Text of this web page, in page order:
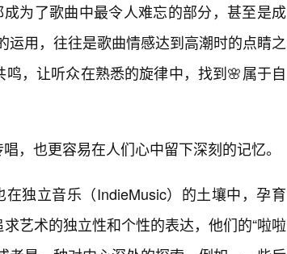
为了歌曲中最令人难忘的部分，甚至是成
运用，往往是歌曲情感达到高潮时的点睛之
，让听众在熟悉的旋律中，找到🌸属于自
，也更容易在人们心中留下深刻的记忆。
独立音乐（IndieMusic）的土壤中，孕育
艺术的独立性和个性的表达，他们的“啦啦